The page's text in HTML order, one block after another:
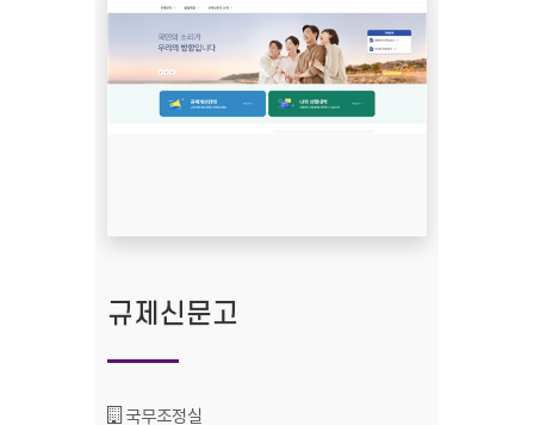
규제신문고
기관명 :
국무조정실